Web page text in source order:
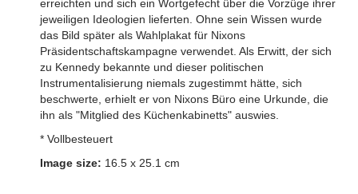
erreichten und sich ein Wortgefecht über die Vorzüge ihrer
jeweiligen Ideologien lieferten. Ohne sein Wissen wurde
das Bild später als Wahlplakat für Nixons
Präsidentschaftskampagne verwendet. Als Erwitt, der sich
zu Kennedy bekannte und dieser politischen
Instrumentalisierung niemals zugestimmt hätte, sich
beschwerte, erhielt er von Nixons Büro eine Urkunde, die
ihn als "Mitglied des Küchenkabinetts" auswies.
* Vollbesteuert
Image size: 16.5 x 25.1 cm